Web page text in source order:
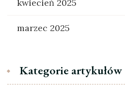
kwiecień 2025
marzec 2025
Kategorie artykułów